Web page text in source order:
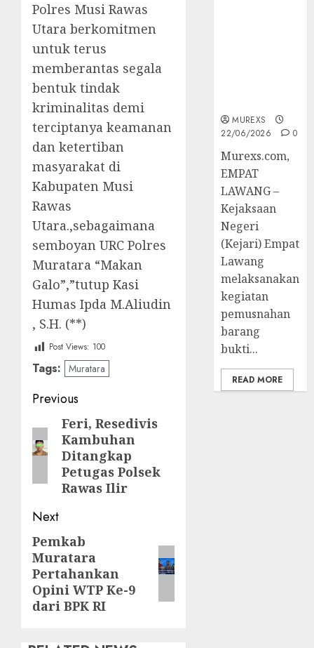
Polres Musi Rawas
Utara berkomitmen
untuk terus
memberantas segala
bentuk tindak
kriminalitas demi
terciptanya keamanan
dan ketertiban
masyarakat di
Kabupaten Musi
Rawas
Utara.,sebagaimana
semboyan URC Polres
Muratara “Makan
Galo”,”tutup Kasi
Humas Ipda M.Aliudin
, S.H. (**)
Post Views: 100
Tags: Muratara
Post
navigation
Previous
Previous
post:
Feri, Resedivis
Kambuhan
Ditangkap
Petugas Polsek
Rawas Ilir
Next
Next
post:
Pemkab
Muratara
Pertahankan
Opini WTP Ke-9
dari BPK RI
MUREXS
22/06/2026
0
‎Murexs.com,
EMPAT
LAWANG –
Kejaksaan
Negeri
(Kejari) Empat
Lawang
melaksanakan
kegiatan
pemusnahan
barang
bukti...
READ MORE